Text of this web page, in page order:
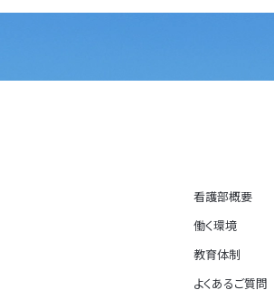
看護部概要
働く環境
教育体制
よくあるご質問